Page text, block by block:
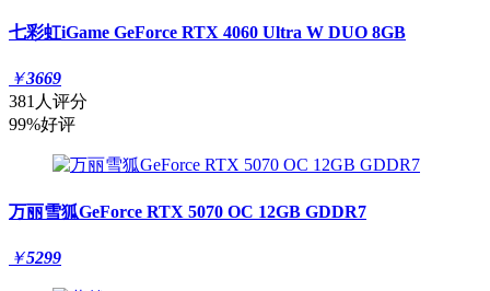
七彩虹iGame GeForce RTX 4060 Ultra W DUO 8GB
￥3669
381人评分
99%好评
万丽雪狐GeForce RTX 5070 OC 12GB GDDR7
￥5299